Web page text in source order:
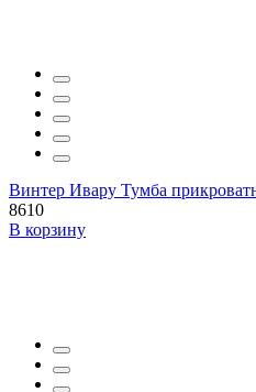
Винтер Ивару Тумба
8610
В корзину